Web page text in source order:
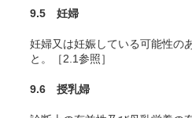
9.5 妊婦
妊婦又は妊娠している可能性の
と。［2.1参照］
9.6 授乳婦